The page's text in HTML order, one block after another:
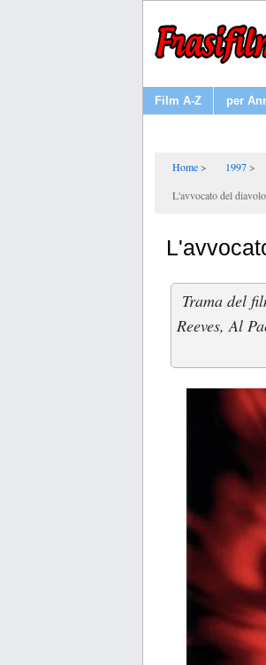
Film A-Z per
Home 1997
L'avvocato del
Trama del
Reeves, Al